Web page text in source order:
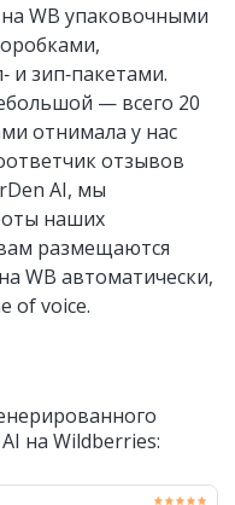
WB упаковочными
и зип‑пакетами.
— всего 20
отнимала у нас
отзывов
AI, мы
наших
размещаются
WB автоматически,
of voice.
на Wildberries: